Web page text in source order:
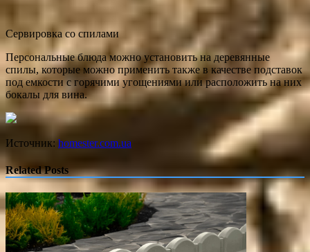
Сервировка со спилами
Персональные блюда можно установить на деревянные
спилы, которые можно применить также в качестве подставок
под емкости с горячими угощениями или расположить на них
бокалы для вина.
Источник: homester.com.ua
Related Posts